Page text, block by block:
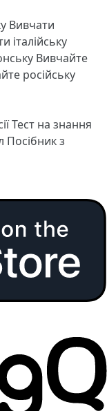
Вивчати
італійську
Вивчайте
російську
Тест на знання
Посібник з